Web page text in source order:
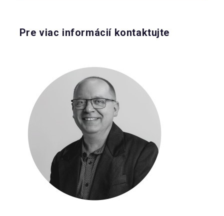
Pre viac informácií kontaktujte